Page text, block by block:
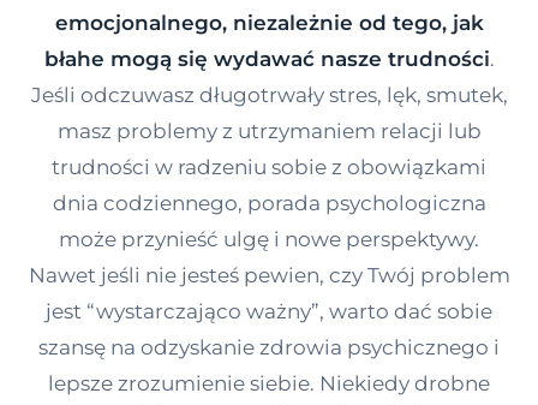
Kontakt
Dołącz do portalu
emocjonalnego, niezależnie od tego, jak
błahe mogą się wydawać nasze trudności.
Jeśli odczuwasz długotrwały stres, lęk, smutek,
masz problemy z utrzymaniem relacji lub
trudności w radzeniu sobie z obowiązkami
dnia codziennego, porada psychologiczna
może przynieść ulgę i nowe perspektywy.
Nawet jeśli nie jesteś pewien, czy Twój problem
jest “wystarczająco ważny”, warto dać sobie
szansę na odzyskanie zdrowia psychicznego i
lepsze zrozumienie siebie. Niekiedy drobne